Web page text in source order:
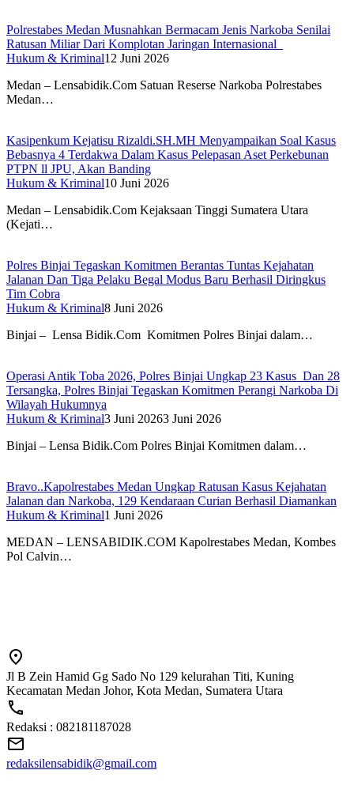
Polrestabes Medan Musnahkan Bermacam Jenis Narkoba Senilai
Ratusan Miliar Dari Komplotan Jaringan Internasional
Hukum & Kriminal12 Juni 2026
Medan – Lensabidik.Com Satuan Reserse Narkoba Polrestabes
Medan…
Kasipenkum Kejatisu Rizaldi.SH.MH Menyampaikan Soal Kasus
Bebasnya 4 Terdakwa Dalam Kasus Pelepasan Aset Perkebunan
PTPN ll JPU, Akan Banding
Hukum & Kriminal10 Juni 2026
Medan – Lensabidik.Com Kejaksaan Tinggi Sumatera Utara
(Kejati…
Polres Binjai Tegaskan Komitmen Berantas Tuntas Kejahatan
Jalanan Dan Tiga Pelaku Begal Modus Baru Berhasil Diringkus
Tim Cobra
Hukum & Kriminal8 Juni 2026
Binjai – Lensa Bidik.Com Komitmen Polres Binjai dalam…
Operasi Antik Toba 2026, Polres Binjai Ungkap 23 Kasus Dan 28
Tersangka, Polres Binjai Tegaskan Komitmen Perangi Narkoba Di
Wilayah Hukumnya
Hukum & Kriminal3 Juni 20263 Juni 2026
Binjai – Lensa Bidik.Com Polres Binjai Komitmen dalam…
Bravo..Kapolrestabes Medan Ungkap Ratusan Kasus Kejahatan
Jalanan dan Narkoba, 129 Kendaraan Curian Berhasil Diamankan
Hukum & Kriminal1 Juni 2026
MEDAN – LENSABIDIK.COM Kapolrestabes Medan, Kombes
Pol Calvin…
Jl B Zein Hamid Gg Sado No 129 kelurahan Titi, Kuning
Kecamatan Medan Johor, Kota Medan, Sumatera Utara
Redaksi : 082181187028
redaksilensabidik@gmail.com